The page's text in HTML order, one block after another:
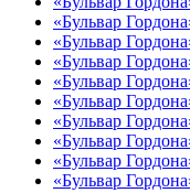
«Бульвар
«Бульвар
«Бульвар
«Бульвар
«Бульвар
«Бульвар
«Бульвар
«Бульвар
«Бульвар